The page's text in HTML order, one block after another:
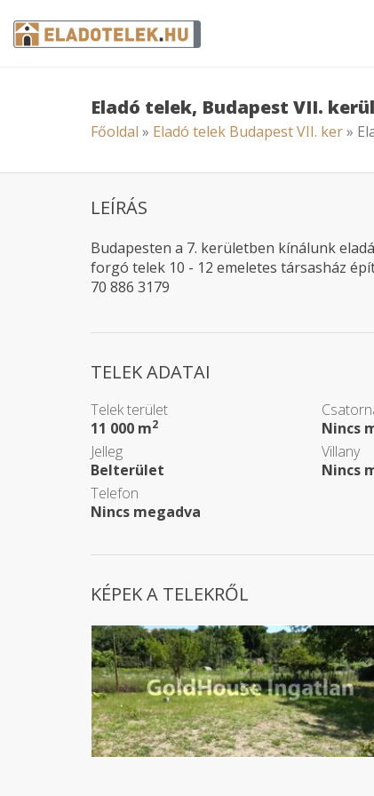
Eladó telek, Budapest VII.
Főoldal » Eladó telek Budapest VII. ker»
LEÍRÁS
Budapesten a 7. kerületben kínálunk
forgó telek 10 - 12 emeletes társasház
70 886 3179
TELEK ADATAI
Telek terület
11 000 m2
Nincs
Jelleg
Belterület
Villany
Nincs
Telefon
Nincs megadva
KÉPEK A TELEKRŐL